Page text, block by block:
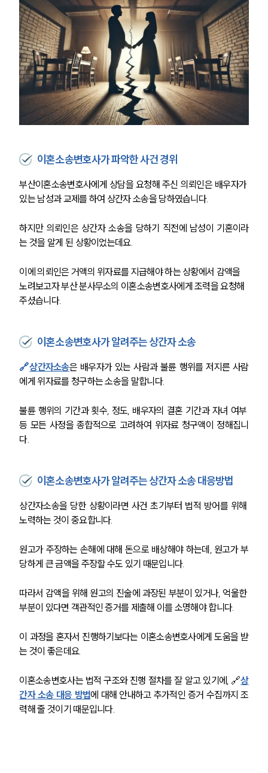
이혼소송변호사가 파악한 사건 경위
부산이혼소송변호사에게 상담을 요청해 주신 의뢰인은 배우자가
있는 남성과 교제를 하여 상간자 소송을 당하였습니다.
하지만 의뢰인은 상간자 소송을 당하기 직전에 남성이 기혼이라
는 것을 알게 된 상황이었는데요.
이에 의뢰인은 거액의 위자료를 지급해야 하는 상황에서 감액을
노려보고자 부산 분사무소의 이혼소송변호사에게 조력을 요청해
주셨습니다.
이혼소송변호사가 알려주는 상간자 소송
🔗상간자소송은 배우자가 있는 사람과 불륜 행위를 저지른 사람
에게 위자료를 청구하는 소송을 말합니다.
불륜 행위의 기간과 횟수, 정도, 배우자의 결혼 기간과 자녀 여부
등 모든 사정을 종합적으로 고려하여 위자료 청구액이 정해집니
다.
이혼소송변호사가 알려주는 상간자 소송 대응방법
상간자소송을 당한 상황이라면 사건 초기부터 법적 방어를 위해
노력하는 것이 중요합니다.
원고가 주장하는 손해에 대해 돈으로 배상해야 하는데, 원고가 부
당하게 큰 금액을 주장할 수도 있기 때문입니다.
따라서 감액을 위해 원고의 진술에 과장된 부분이 있거나, 억울한
부분이 있다면 객관적인 증거를 제출해 이를 소명해야 합니다.
이 과정을 혼자서 진행하기보다는 이혼소송변호사에게 도움을 받
는 것이 좋은데요.
이혼소송변호사는 법적 구조와 진행 절차를 잘 알고 있기에, 🔗상
간자 소송 대응 방법에 대해 안내하고 추가적인 증거 수집까지 조
력해 줄 것이기 때문입니다.